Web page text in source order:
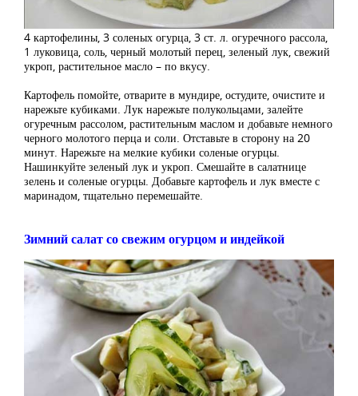
4 картофелины, 3 соленых огурца, 3 ст. л. огуречного рассола,
1 луковица, соль, черный молотый перец, зеленый лук, свежий
укроп, растительное масло – по вкусу.
Картофель помойте, отварите в мундире, остудите, очистите и
нарежьте кубиками. Лук нарежьте полукольцами, залейте
огуречным рассолом, растительным маслом и добавьте немного
черного молотого перца и соли. Отставьте в сторону на 20
минут. Нарежьте на мелкие кубики соленые огурцы.
Нашинкуйте зеленый лук и укроп. Смешайте в салатнице
зелень и соленые огурцы. Добавьте картофель и лук вместе с
маринадом, тщательно перемешайте.
Зимний салат со свежим огурцом и индейкой